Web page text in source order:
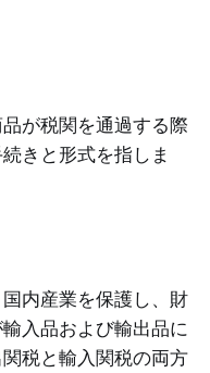
が税関を通過する際
きと形式を指しま
内産業を保護し、財
入品および輸出品に
税と輸入関税の両方